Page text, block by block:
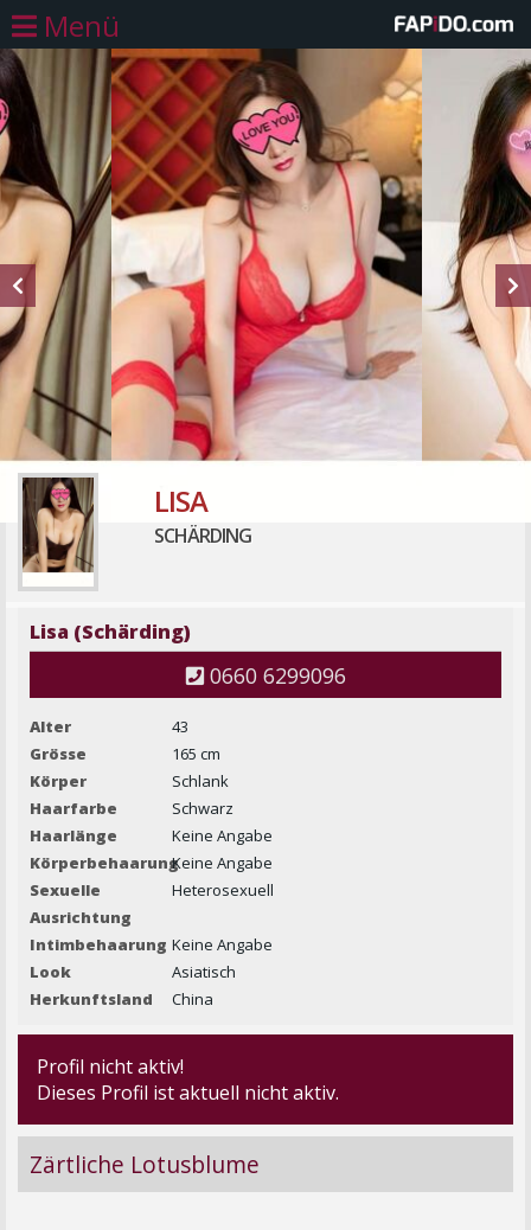
Menü
LISA
SCHÄRDING
Lisa (Schärding)
0660 6299096
Alter
43
Grösse
165 cm
Körper
Schlank
Haarfarbe
Schwarz
Haarlänge
Keine Angabe
KörperbehaarungKeine Angabe
Sexuelle
Ausrichtung
Heterosexuell
Intimbehaarung Keine Angabe
Look
Asiatisch
Herkunftsland
China
Profil nicht aktiv!
Dieses Profil ist aktuell nicht aktiv.
Zärtliche Lotusblume